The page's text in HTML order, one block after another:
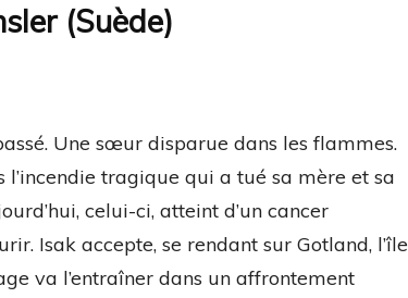
(Suède)
Une sœur disparue dans les flammes.
tragique qui a tué sa mère et sa
celui-ci, atteint d’un cancer
Isak accepte, se rendant sur Gotland, l’île
va l’entraîner dans un affrontement